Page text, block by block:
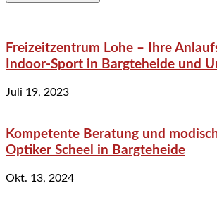
Freizeitzentrum Lohe – Ihre
Indoor-Sport in Bargteheide und
Juli 19, 2023
Kompetente Beratung und
Optiker Scheel in Bargteheide
Okt. 13, 2024